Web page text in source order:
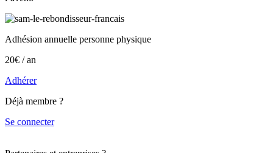
Adhésion annuelle personne physique
20€ / an
Adhérer
Déjà membre ?
Se connecter